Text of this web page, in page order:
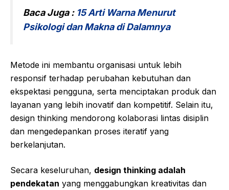
Baca Juga : 15 Arti Warna Menurut
Psikologi dan Makna di Dalamnya
Metode ini membantu organisasi untuk lebih
responsif terhadap perubahan kebutuhan dan
ekspektasi pengguna, serta menciptakan produk dan
layanan yang lebih inovatif dan kompetitif. Selain itu,
design thinking mendorong kolaborasi lintas disiplin
dan mengedepankan proses iteratif yang
berkelanjutan.
Secara keseluruhan, design thinking adalah
pendekatan yang menggabungkan kreativitas dan